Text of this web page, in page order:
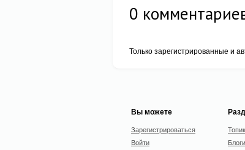
0
Только зарегистрированные и
Вы можете
Зарегистрироваться
Войти
Блоги